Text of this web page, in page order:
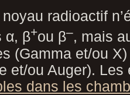
radioactif
α, β+ou β–, mais
(Gamma et/ou
et/ou Auger).
dans les